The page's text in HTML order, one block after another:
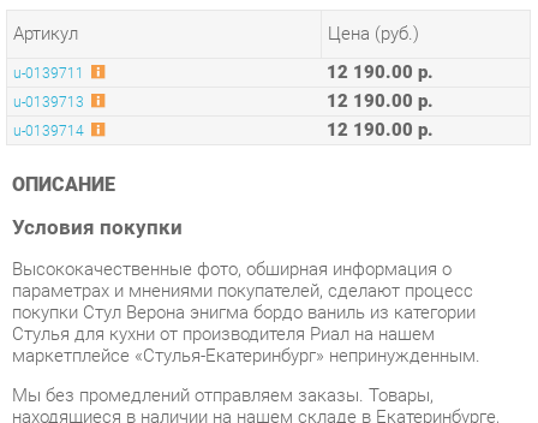
u-0139713 12 190.00 р.
ОПИСАНИЕ
Условия покупки
Высококачественные фото, обширная информация о
покупки Стул Верона энигма бордо ваниль из категории
маркетплейсе «Стулья-Екатеринбург» непринужденным.
Мы без промедлений отправляем заказы. Товары,
находящиеся в наличии на нашем складе в Екатеринбурге,
вы получите не позднее 48-ми часов с момента оформления
заказа.
Время доставки в дальние регионы и товары со складов